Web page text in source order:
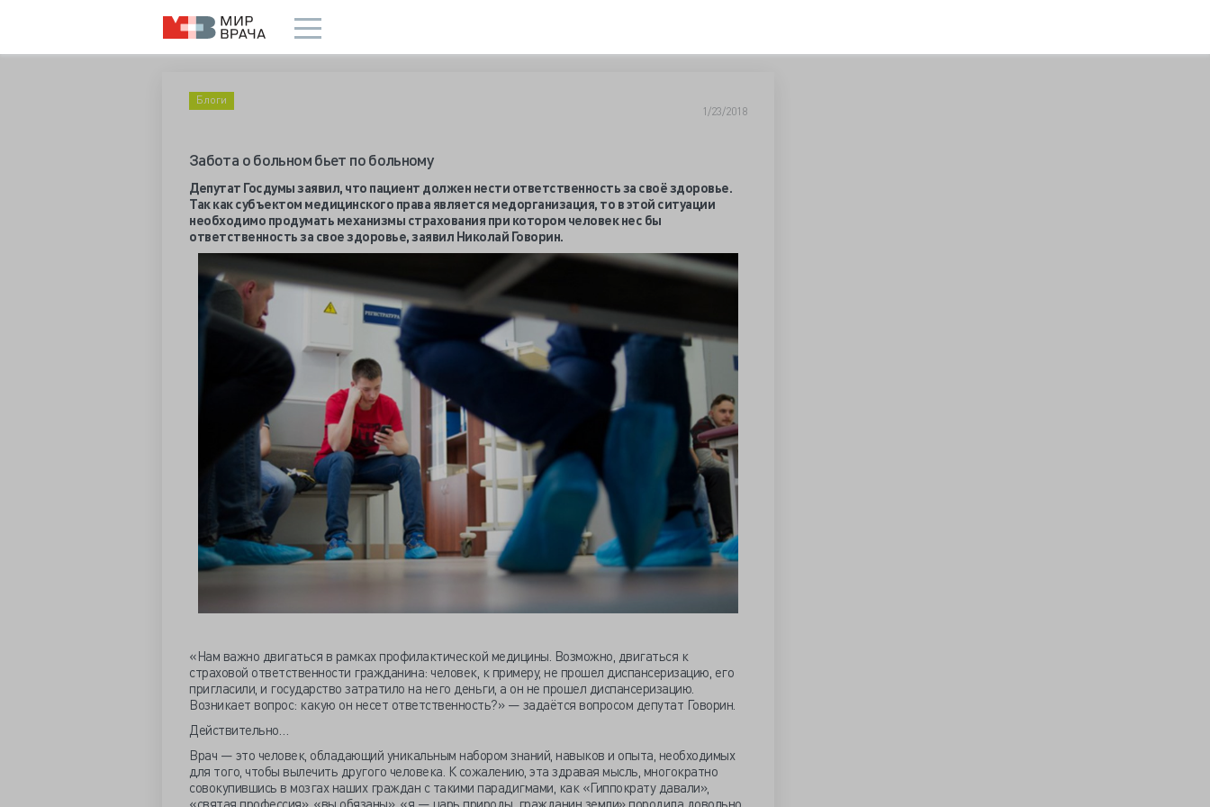
Блоги
1/23/2018
Забота о больном бьет по больному
Депутат Госдумы заявил, что пациент должен нести ответственность за своё здоровье.
Так как субъектом медицинского права является медорганизация, то в этой ситуации
необходимо продумать механизмы страхования при котором человек нес бы
ответственность за свое здоровье, заявил Николай Говорин.
«Нам важно двигаться в рамках профилактической медицины. Возможно, двигаться к
страховой ответственности гражданина: человек, к примеру, не прошел диспансеризацию, его
пригласили, и государство затратило на него деньги, а он не прошел диспансеризацию.
Возникает вопрос: какую он несет ответственность?» — задаётся вопросом депутат Говорин.
Действительно…
Врач — это человек, обладающий уникальным набором знаний, навыков и опыта, необходимых
для того, чтобы вылечить другого человека. К сожалению, эта здравая мысль, многократно
совокупившись в мозгах наших граждан с такими парадигмами, как «Гиппократу давали»,
«святая профессия», «вы обязаны», «я — царь природы, гражданин земли» породила довольно